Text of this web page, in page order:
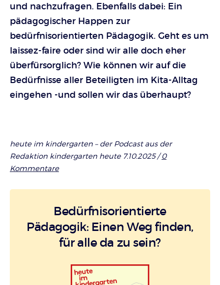
und nachzufragen. Ebenfalls dabei: Ein
pädagogischer Happen zur
bedürfnisorientierten Pädagogik. Geht es um
laissez-faire oder sind wir alle doch eher
überfürsorglich? Wie können wir auf die
Bedürfnisse aller Beteiligten im Kita-Alltag
eingehen -und sollen wir das überhaupt?
heute im kindergarten – der Podcast aus der
Redaktion kindergarten heute 7.10.2025 /0
Kommentare
Bedürfnisorientierte
Pädagogik: Einen Weg finden,
für alle da zu sein?